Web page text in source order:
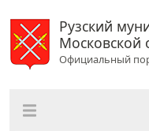
Рузский
Московской
Официальный